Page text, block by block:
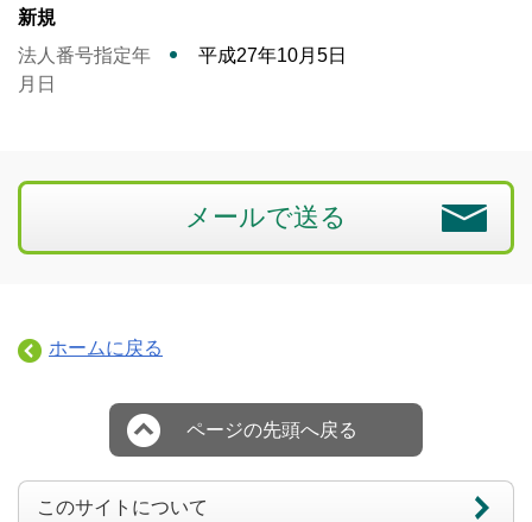
新規
法人番号指定年
月日
平成27年10月5日
メールで送る
ホームに戻る
ページの先頭へ戻る
このサイトについて